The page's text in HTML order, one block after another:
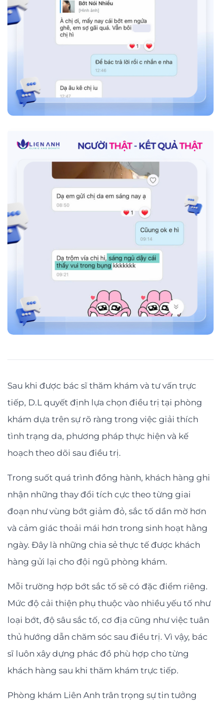
Sau khi được bác sĩ thăm khám và tư vấn trực
tiếp, D.L quyết định lựa chọn điều trị tại phòng
khám dựa trên sự rõ ràng trong việc giải thích
tình trạng da, phương pháp thực hiện và kế
hoạch theo dõi sau điều trị.
Trong suốt quá trình đồng hành, khách hàng ghi
nhận những thay đổi tích cực theo từng giai
đoạn như vùng bớt giảm đỏ, sắc tố dần mờ hơn
và cảm giác thoải mái hơn trong sinh hoạt hằng
ngày. Đây là những chia sẻ thực tế được khách
hàng gửi lại cho đội ngũ phòng khám.
Mỗi trường hợp bớt sắc tố sẽ có đặc điểm riêng.
Mức độ cải thiện phụ thuộc vào nhiều yếu tố như
loại bớt, độ sâu sắc tố, cơ địa cũng như việc tuân
thủ hướng dẫn chăm sóc sau điều trị. Vì vậy, bác
sĩ luôn xây dựng phác đồ phù hợp cho từng
khách hàng sau khi thăm khám trực tiếp.
Phòng khám Liên Anh trân trọng sự tin tưởng